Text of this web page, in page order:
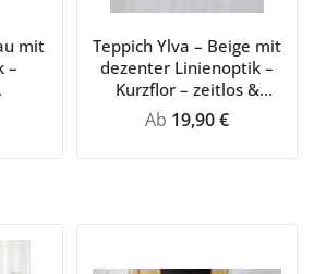
mit
–
Flur
Teppich Ylva – Beige mit
dezenter Linienoptik –
Kurzflor – zeitlos &
pflegeleicht für jeden
Raum
Regulärer Preis:
Ab 19,90 €